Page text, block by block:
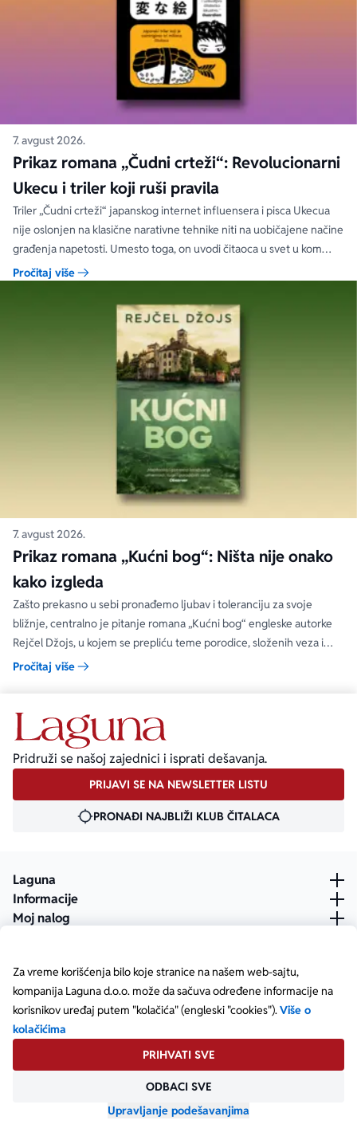
Za vreme korišćenja bilo koje stranice na našem web-sajtu,
kompanija Laguna d.o.o. može da sačuva određene informacije na
korisnikov uređaj putem "kolačića" (engleski "cookies").Više o
kolačićima
PRIHVATI SVE
ODBACI SVE
Upravljanje podešavanjima
7. avgust 2026.
Prikaz romana „Čudni crteži“: Revolucionarni
Ukecu i triler koji ruši pravila
Triler „Čudni crteži“ japanskog internet influensera i pisca Ukecua
nije oslonjen na klasične narativne tehnike niti na uobičajene načine
građenja napetosti. Umesto toga, on uvodi čitaoca u svet u kom
priložene ilustracije govore više od reči, a ono što je nacrtano često
Pročitaj više
7. avgust 2026.
Prikaz romana „Kućni bog“: Ništa nije onako
kako izgleda
Zašto prekasno u sebi pronađemo ljubav i toleranciju za svoje
bližnje, centralno je pitanje romana „Kućni bog“ engleske autorke
Rejčel Džojs, u kojem se prepliću teme porodice, složenih veza i
umetnosti.
Pročitaj više
Pridruži se našoj zajednici i isprati dešavanja.
PRIJAVI SE NA NEWSLETTER LISTU
PRONAĐI NAJBLIŽI KLUB ČITALACA
Laguna
Informacije
Moj nalog
Copyright © Laguna d.o.o. Starine Novaka 23, Beograd •
Matični broj: 17414844
Posetite našu Facebook stranicu
Posetite našu X stranicu
Posetite našu Instagram stranicu
Posetite naš YouTube
Posetite našu TikTok stranicu
Posetite našu LinkedIn stranicu